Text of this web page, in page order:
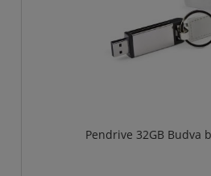
Pendrive 32GB Budva